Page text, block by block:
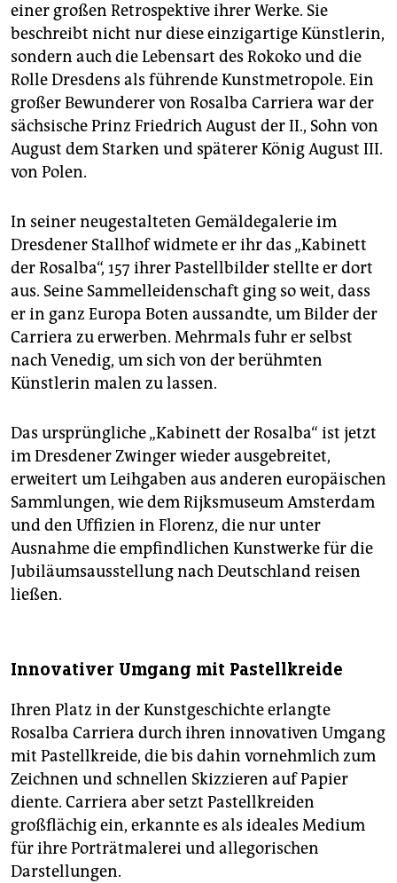
einer großen Retrospektive ihrer Werke. Sie
beschreibt nicht nur diese einzigartige Künstlerin,
sondern auch die Lebensart des Rokoko und die
Rolle Dresdens als führende Kunstmetropole. Ein
großer Bewunderer von Rosalba Carriera war der
sächsische Prinz Friedrich August der II., Sohn von
August dem Starken und späterer König August III.
von Polen.
In seiner neugestalteten Gemäldegalerie im
Dresdener Stallhof widmete er ihr das „Kabinett
der Rosalba“, 157 ihrer Pastellbilder stellte er dort
aus. Seine Sammelleidenschaft ging so weit, dass
er in ganz Europa Boten aussandte, um Bilder der
Car­riera zu erwerben. Mehrmals fuhr er selbst
nach Venedig, um sich von der berühmten
Künstlerin malen zu lassen.
Das ursprüngliche „Kabinett der Rosalba“ ist jetzt
im Dresdener Zwinger wieder ausgebreitet,
erweitert um Leihgaben aus anderen europäischen
Sammlungen, wie dem Rijksmuseum Amsterdam
und den Uffizien in Florenz, die nur unter
Ausnahme die empfindlichen Kunstwerke für die
Jubiläumsausstellung nach Deutschland reisen
ließen.
Innovativer Umgang mit Pastellkreide
Ihren Platz in der Kunstgeschichte erlangte
Rosalba Carriera durch ihren innovativen Umgang
mit Pastellkreide, die bis dahin vornehmlich zum
Zeichnen und schnellen Skizzieren auf Papier
diente. Carriera aber setzt Pastellkreiden
großflächig ein, erkannte es als ideales Medium
für ihre Porträtmalerei und allegorischen
Darstellungen.